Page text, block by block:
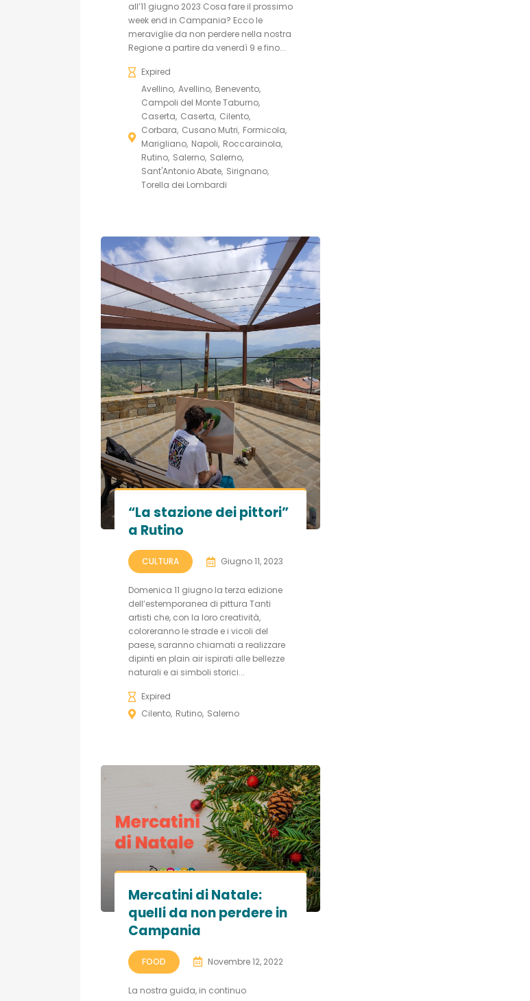
all’11 giugno 2023 Cosa fare il prossimo
week end in Campania? Ecco le
meraviglie da non perdere nella nostra
Regione a partire da venerdì 9 e fino...
Expired
Avellino Avellino Benevento
Campoli del Monte Taburno
Caserta Caserta Cilento
Corbara Cusano Mutri Formicola
Marigliano Napoli Roccarainola
Rutino Salerno Salerno
Sant'Antonio Abate Sirignano
Torella dei Lombardi
“La stazione dei pittori”
a Rutino
CULTURA Giugno 11, 2023
Domenica 11 giugno la terza edizione
dell’estemporanea di pittura Tanti
artisti che, con la loro creatività,
coloreranno le strade e i vicoli del
paese, saranno chiamati a realizzare
dipinti en plain air ispirati alle bellezze
naturali e ai simboli storici...
Expired
Cilento Rutino Salerno
Mercatini di Natale:
quelli da non perdere in
Campania
FOOD Novembre 12, 2022
La nostra guida, in continuo